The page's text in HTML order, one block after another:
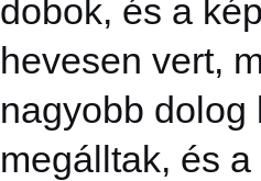
dobok, és a
hevesen vert,
nagyobb dolog
megálltak, és